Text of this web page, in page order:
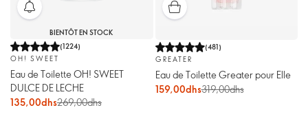
BIENTÔT EN STOCK
(1224)
OH! SWEET
Eau de Toilette OH! SWEET
DULCE DE LECHE
135,00dhs269,00dhs
(481)
GREATER
Eau de Toilette Greater pour Elle
159,00dhs319,00dhs